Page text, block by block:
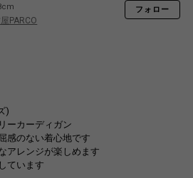
PARCO
フォロー
)
ーカーディガン
感のない着心地です
アレンジが楽しめます
ています